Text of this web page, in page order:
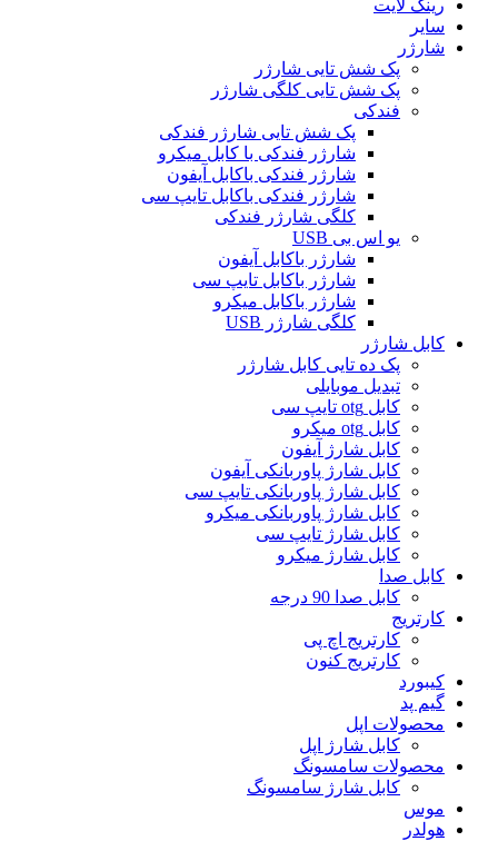
رینگ لایت
سایر
شارژر
پک شش تایی شارژر
پک شش تایی کلگی شارژر
فندکی
پک شش تایی شارژر فندکی
شارژر فندکی با کابل میکرو
شارژر فندکی باکابل آیفون
شارژر فندکی باکابل تایپ سی
کلگی شارژر فندکی
یو اس بی USB
شارژر باکابل آیفون
شارژر باکابل تایپ سی
شارژر باکابل میکرو
کلگی شارژر USB
کابل شارژر
پک ده تایی کابل شارژر
تبدیل موبایلی
کابل otg تایپ سی
کابل otg میکرو
کابل شارژ آیفون
کابل شارژ پاوربانکی آیفون
کابل شارژ پاوربانکی تایپ سی
کابل شارژ پاوربانکی میکرو
کابل شارژ تایپ سی
کابل شارژ میکرو
کابل صدا
کابل صدا 90 درجه
کارتریج
کارتریج اچ پی
کارتریج کنون
کیبورد
گیم پد
محصولات اپل
کابل شارژ اپل
محصولات سامسونگ
کابل شارژ سامسونگ
موس
هولدر